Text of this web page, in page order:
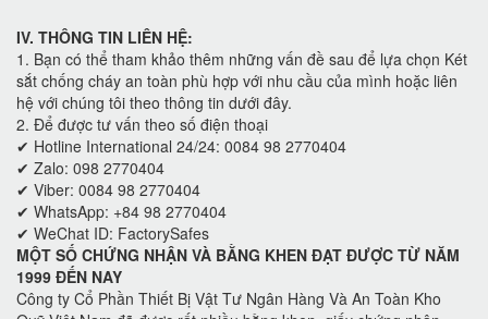
IV. THÔNG TIN LIÊN HỆ:
1. Bạn có thể tham khảo thêm những vấn đề sau để lựa chọn Két
sắt chống cháy an toàn phù hợp với nhu cầu của mình hoặc liên
hệ với chúng tôi theo thông tin dưới đây.
2. Để được tư vấn theo số điện thoại
✔ Hotline International 24/24: 0084 98 2770404
✔ Zalo: 098 2770404
✔ Viber: 0084 98 2770404
✔ WhatsApp: +84 98 2770404
✔ WeChat ID: FactorySafes
MỘT SỐ CHỨNG NHẬN VÀ BẰNG KHEN ĐẠT ĐƯỢC TỪ NĂM
1999 ĐẾN NAY
Công ty Cổ Phần Thiết Bị Vật Tư Ngân Hàng Và An Toàn Kho